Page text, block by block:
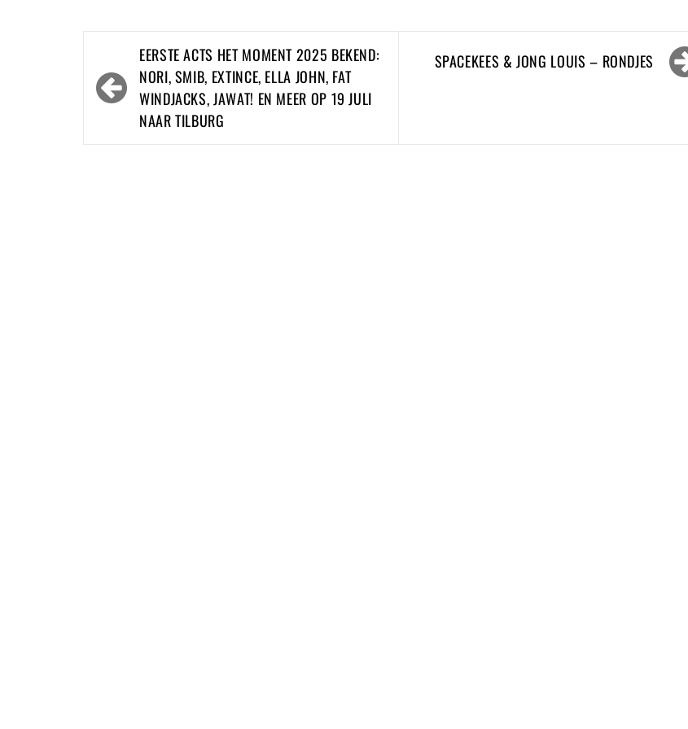
Bericht
navigatie
EERSTE ACTS HET MOMENT 2025 BEKEND:
NORI, SMIB, EXTINCE, ELLA JOHN, FAT
WINDJACKS, JAWAT! EN MEER OP 19 JULI
NAAR TILBURG
SPACEKEES & JONG LOUIS – RONDJES